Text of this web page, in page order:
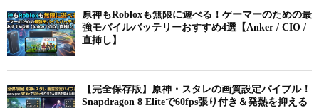
原神もRobloxも無限に遊べる！ゲーマーのための最
強モバイルバッテリーおすすめ4選【Anker / CIO /
直挿し】
【完全保存版】原神・スタレの画質設定バイブル！
Snapdragon 8 Eliteで60fps張り付き＆発熱を抑える